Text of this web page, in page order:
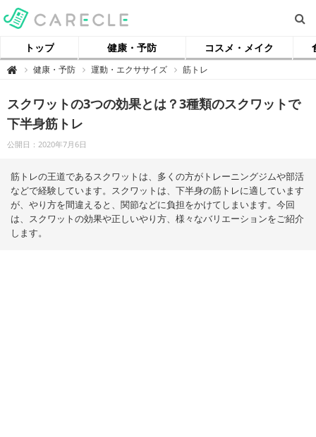
トップ 健康・予防 コスメ・メイク
 【
ル
】
健康・予防 運動・エクササイズ 筋トレ
スクワットの3つの効果とは？3種類のスクワットで
下半身筋トレ
公開日：2020年7月6日
筋トレの王道であるスクワットは、多くの方がトレーニングジムや部活
などで経験しています。スクワットは、下半身の筋トレに適しています
が、やり方を間違えると、関節などに負担をかけてしまいます。今回
は、スクワットの効果や正しいやり方、様々なバリエーションをご紹介
します。